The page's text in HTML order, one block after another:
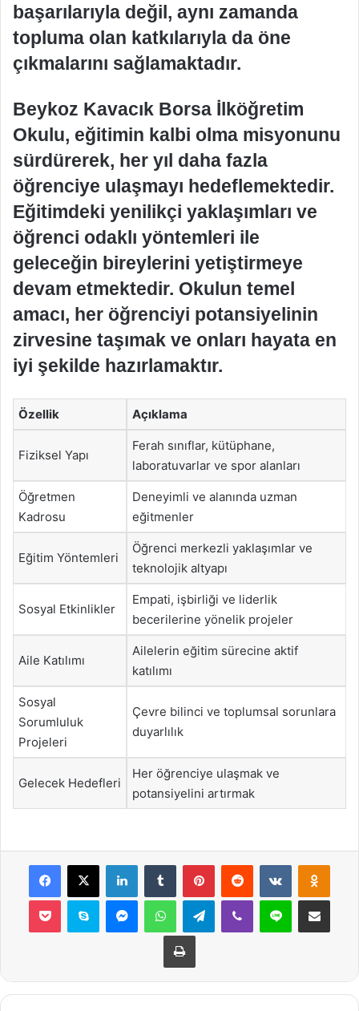
başarılarıyla değil, aynı zamanda
topluma olan katkılarıyla da öne
çıkmalarını sağlamaktadır.
Beykoz Kavacık Borsa İlköğretim
Okulu, eğitimin kalbi olma misyonunu
sürdürerek, her yıl daha fazla
öğrenciye ulaşmayı hedeflemektedir.
Eğitimdeki yenilikçi yaklaşımları ve
öğrenci odaklı yöntemleri ile
geleceğin bireylerini yetiştirmeye
devam etmektedir. Okulun temel
amacı, her öğrenciyi potansiyelinin
zirvesine taşımak ve onları hayata en
iyi şekilde hazırlamaktır.
Özellik Açıklama
Fiziksel Yapı
Ferah sınıflar, kütüphane,
laboratuvarlar ve spor alanları
Öğretmen
Kadrosu
Deneyimli ve alanında uzman
eğitmenler
Eğitim Yöntemleri
Öğrenci merkezli yaklaşımlar ve
teknolojik altyapı
Sosyal Etkinlikler
Empati, işbirliği ve liderlik
becerilerine yönelik projeler
Aile Katılımı
Ailelerin eğitim sürecine aktif
katılımı
Sosyal
Sorumluluk
Projeleri
Çevre bilinci ve toplumsal sorunlara
duyarlılık
Gelecek Hedefleri
Her öğrenciye ulaşmak ve
potansiyelini artırmak
Facebook
X LinkedInTumblr PinterestReddit VKontakte
Pocket Skype MessengerWhatsAppTelegramViber Line E-Posta ile
Yazdır